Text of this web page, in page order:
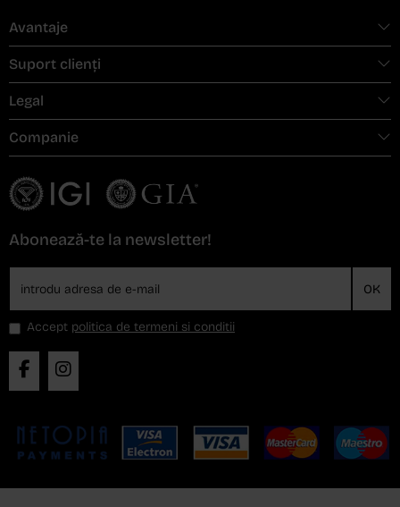
Avantaje
Suport clienți
Legal
Companie
Abonează-te la newsletter!
OK
Accept politica de termeni si conditii